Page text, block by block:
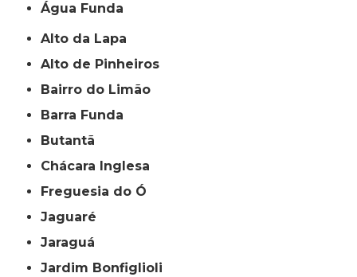
Água Funda
Alto da Lapa
Alto de Pinheiros
Bairro do Limão
Barra Funda
Butantã
Chácara Inglesa
Freguesia do Ó
Jaguaré
Jaraguá
Jardim Bonfiglioli